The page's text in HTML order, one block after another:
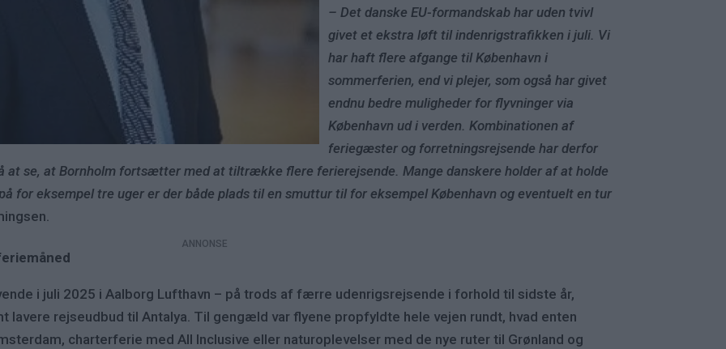
– Det danske EU-formandskab har uden tvivl
givet et ekstra løft til indenrigstrafikken i juli. Vi
har haft flere afgange til København i
sommerferien, end vi plejer, som også har givet
endnu bedre muligheder for flyvninger via
København ud i verden. Kombinationen af
feriegæster og forretningsrejsende har derfor
se, at Bornholm fortsætter med at tiltrække flere ferierejsende. Mange danskere holder af at holde
for eksempel tre uger er der både plads til en smuttur til for eksempel København og eventuelt en tur
i juli 2025 i Aalborg Lufthavn – på trods af færre udenrigsrejsende i forhold til sidste år,
lavere rejseudbud til Antalya. Til gengæld var flyene propfyldte hele vejen rundt, hvad enten
charterferie med All Inclusive eller naturoplevelser med de nye ruter til Grønland og